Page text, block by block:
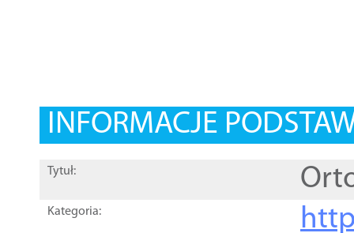
INFORMACJE
Tytuł:
Kategoria: